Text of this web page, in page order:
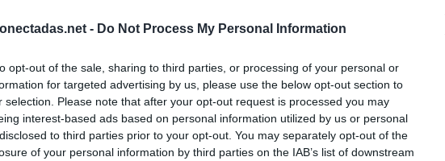
- Do Not Process My Personal Information
opt-out of the sale, sharing to third parties, or processing of your personal or
for targeted advertising by us, please use the below opt-out section to
selection. Please note that after your opt-out request is processed you may
interest-based ads based on personal information utilized by us or personal
to third parties prior to your opt-out. You may separately opt-out of the
of your personal information by third parties on the IAB’s list of downstream